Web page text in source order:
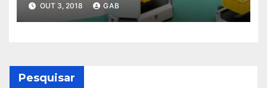
OUT 3, 2018 GAB
Pesquisar